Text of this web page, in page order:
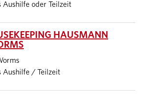
Aushilfe oder Teilzeit
HAUSMANN
Aushilfe / Teilzeit